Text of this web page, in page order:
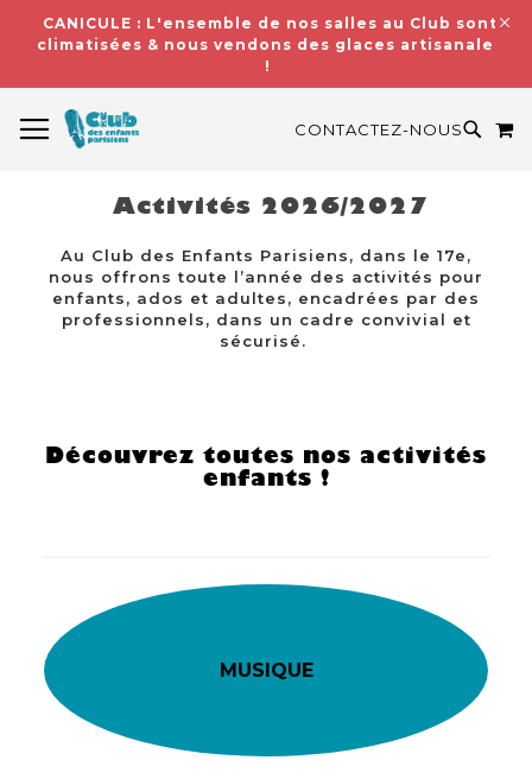
CANICULE : L'ensemble de nos salles au Club sont
climatisées & nous vendons des glaces artisanales
!
CONTACTEZ-NOUS
Activités 2026/2027
Au Club des Enfants Parisiens, dans le 17e,
nous offrons toute l’année des activités pour
enfants, ados et adultes, encadrées par des
professionnels, dans un cadre convivial et
sécurisé.
Découvrez toutes nos activités
enfants !
MUSIQUE